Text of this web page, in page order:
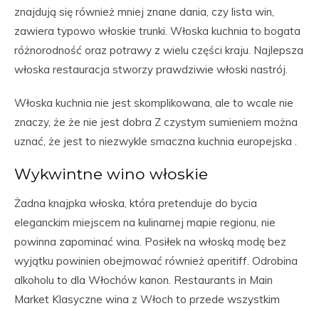
znajdują się również mniej znane dania, czy lista win,
zawiera typowo włoskie trunki. Włoska kuchnia to bogata
różnorodność oraz potrawy z wielu części kraju. Najlepsza
włoska restauracja stworzy prawdziwie włoski nastrój.
Włoska kuchnia nie jest skomplikowana, ale to wcale nie
znaczy, że że nie jest dobra Z czystym sumieniem można
uznać, że jest to niezwykle smaczna kuchnia europejska .
Wykwintne wino włoskie
Żadna knajpka włoska, która pretenduje do bycia
eleganckim miejscem na kulinarnej mapie regionu, nie
powinna zapominać wina. Posiłek na włoską modę bez
wyjątku powinien obejmować również aperitiff. Odrobina
alkoholu to dla Włochów kanon. Restaurants in Main
Market Klasyczne wina z Włoch to przede wszystkim